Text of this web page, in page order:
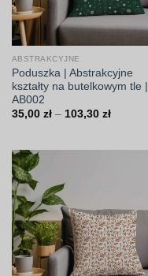
ABSTRAKCYJNE
Poduszka | Abstrakcyjne
kształty na butelkowym tle |
AB002
35,00 zł – 103,30 złZakres